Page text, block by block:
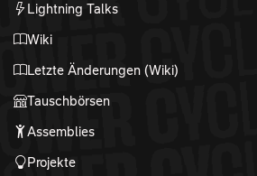
Lightning Talks
Wiki
Letzte Änderungen (Wiki)
Tauschbörsen
Assemblies
Projekte